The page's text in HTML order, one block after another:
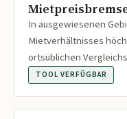
In ausgewiesenen
Mietverhältnisses
ortsüblichen
TOOL VERFÜGBAR